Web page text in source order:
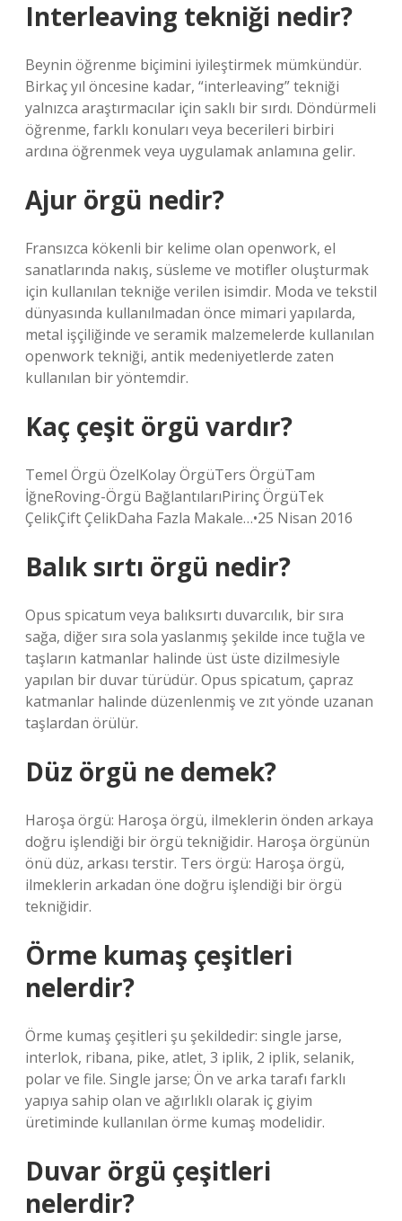
Interleaving tekniği nedir?
Beynin öğrenme biçimini iyileştirmek mümkündür.
Birkaç yıl öncesine kadar, “interleaving” tekniği
yalnızca araştırmacılar için saklı bir sırdı. Döndürmeli
öğrenme, farklı konuları veya becerileri birbiri
ardına öğrenmek veya uygulamak anlamına gelir.
Ajur örgü nedir?
Fransızca kökenli bir kelime olan openwork, el
sanatlarında nakış, süsleme ve motifler oluşturmak
için kullanılan tekniğe verilen isimdir. Moda ve tekstil
dünyasında kullanılmadan önce mimari yapılarda,
metal işçiliğinde ve seramik malzemelerde kullanılan
openwork tekniği, antik medeniyetlerde zaten
kullanılan bir yöntemdir.
Kaç çeşit örgü vardır?
Temel Örgü ÖzelKolay ÖrgüTers ÖrgüTam
İğneRoving-Örgü BağlantılarıPirinç ÖrgüTek
ÇelikÇift ÇelikDaha Fazla Makale…•25 Nisan 2016
Balık sırtı örgü nedir?
Opus spicatum veya balıksırtı duvarcılık, bir sıra
sağa, diğer sıra sola yaslanmış şekilde ince tuğla ve
taşların katmanlar halinde üst üste dizilmesiyle
yapılan bir duvar türüdür. Opus spicatum, çapraz
katmanlar halinde düzenlenmiş ve zıt yönde uzanan
taşlardan örülür.
Düz örgü ne demek?
Haroşa örgü: Haroşa örgü, ilmeklerin önden arkaya
doğru işlendiği bir örgü tekniğidir. Haroşa örgünün
önü düz, arkası terstir. Ters örgü: Haroşa örgü,
ilmeklerin arkadan öne doğru işlendiği bir örgü
tekniğidir.
Örme kumaş çeşitleri
nelerdir?
Örme kumaş çeşitleri şu şekildedir: single jarse,
interlok, ribana, pike, atlet, 3 iplik, 2 iplik, selanik,
polar ve file. Single jarse; Ön ve arka tarafı farklı
yapıya sahip olan ve ağırlıklı olarak iç giyim
üretiminde kullanılan örme kumaş modelidir.
Duvar örgü çeşitleri
nelerdir?